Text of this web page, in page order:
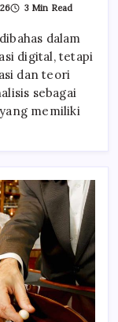
3 Min Read
dalam
digital, tetapi
dan teori
sebagai
memiliki